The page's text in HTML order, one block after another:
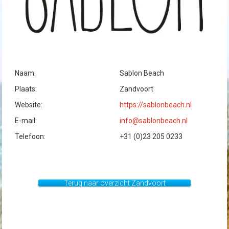
Naam:
Sablon Beach
Plaats:
Zandvoort
Website:
https://sablonbeach.nl
E-mail:
info@sablonbeach.nl
Telefoon:
+31 (0)23 205 0233
Terug naar overzicht Zandvoort